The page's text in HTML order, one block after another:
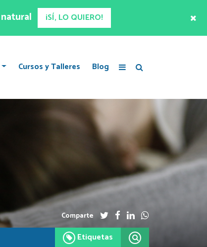
¡SÍ, LO QUIERO!
Cursos y Talleres Blog
Comparte
Etiquetas